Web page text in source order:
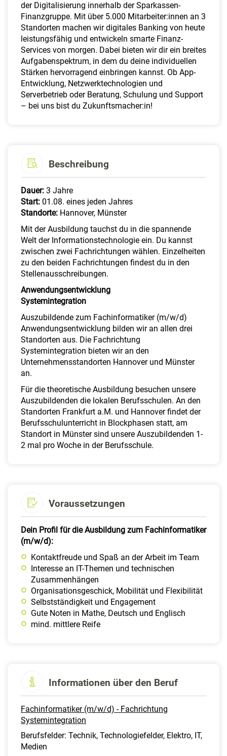
der Digitalisierung innerhalb der Sparkassen-
Finanzgruppe. Mit über 5.000 Mitarbeiter:innen an 3
Standorten machen wir digitales Banking von heute
leistungsfähig und entwickeln smarte Finanz-
Services von morgen. Dabei bieten wir dir ein breites
Aufgabenspektrum, in dem du deine individuellen
Stärken hervorragend einbringen kannst. Ob App-
Entwicklung, Netzwerktechnologien und
Serverbetrieb oder Beratung, Schulung und Support
– bei uns bist du Zukunftsmacher:in!
Beschreibung
Dauer: 3 Jahre
Start: 01.08. eines jeden Jahres
Standorte: Hannover, Münster
Mit der Ausbildung tauchst du in die spannende
Welt der Informationstechnologie ein. Du kannst
zwischen zwei Fachrichtungen wählen. Einzelheiten
zu den beiden Fachrichtungen findest du in den
Stellenausschreibungen.
Anwendungsentwicklung
Systemintegration
Auszubildende zum Fachinformatiker (m/w/d)
Anwendungsentwicklung bilden wir an allen drei
Standorten aus. Die Fachrichtung
Systemintegration bieten wir an den
Unternehmensstandorten Hannover und Münster
an.
Für die theoretische Ausbildung besuchen unsere
Auszubildenden die lokalen Berufsschulen. An den
Standorten Frankfurt a.M. und Hannover findet der
Berufsschulunterricht in Blockphasen statt, am
Standort in Münster sind unsere Auszubildenden 1-
2 mal pro Woche in der Berufsschule.
Voraussetzungen
Dein Profil für die Ausbildung zum Fachinformatiker
(m/w/d):
Kontaktfreude und Spaß an der Arbeit im Team
Interesse an IT-Themen und technischen
Zusammenhängen
Organisationsgeschick, Mobilität und Flexibilität
Selbstständigkeit und Engagement
Gute Noten in Mathe, Deutsch und Englisch
mind. mittlere Reife
Informationen über den Beruf
Fachinformatiker (m/w/d) - Fachrichtung
Systemintegration
Berufsfelder: Technik, Technologiefelder, Elektro, IT,
Medien